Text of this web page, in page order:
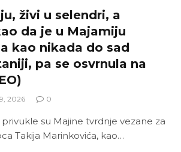
živi u selendri, a
da je u Majamiju
kao nikada do sad
pa se osvrnula na
2026 0
su Majine tvrdnje vezane za
Takija Marinkovića, kao…